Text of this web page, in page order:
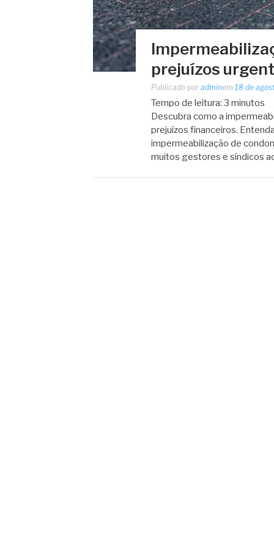
prejuízos
Publicado por adminem 18 de
Tempo de leitura: 3 minutos
Descubra como a
prejuízos financeiros.
impermeabilização de
muitos gestores e síndicos